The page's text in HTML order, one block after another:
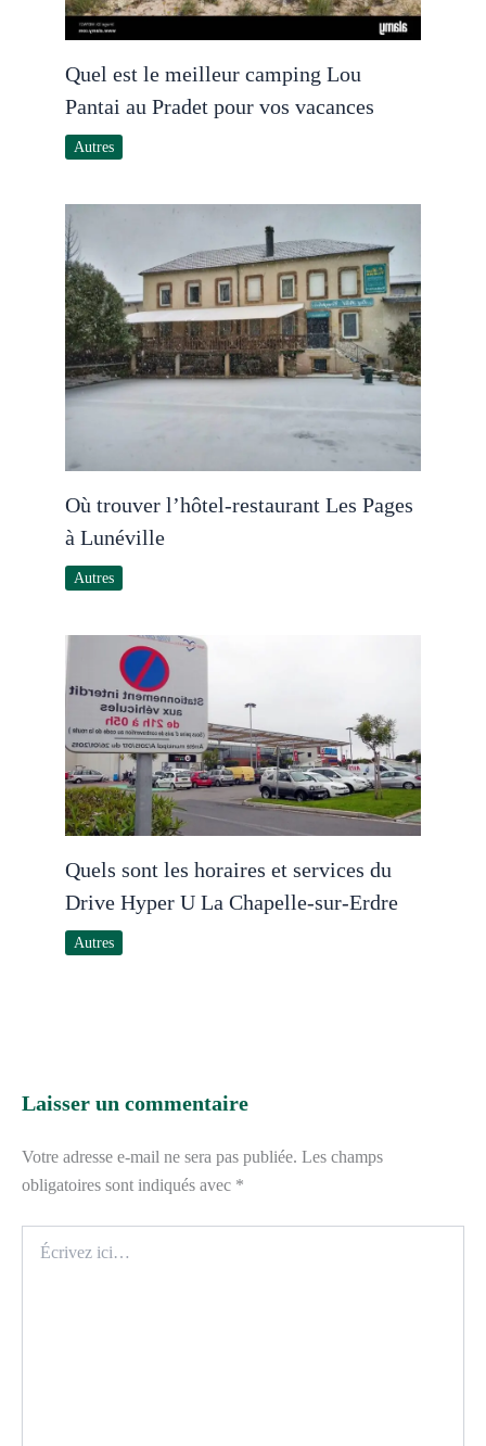
Quel est le meilleur camping Lou
Pantai au Pradet pour vos vacances
Autres
Où trouver l’hôtel-restaurant Les Pages
à Lunéville
Autres
Quels sont les horaires et services du
Drive Hyper U La Chapelle-sur-Erdre
Autres
Laisser un commentaire
Votre adresse e-mail ne sera pas publiée. Les champs
obligatoires sont indiqués avec *
ici…